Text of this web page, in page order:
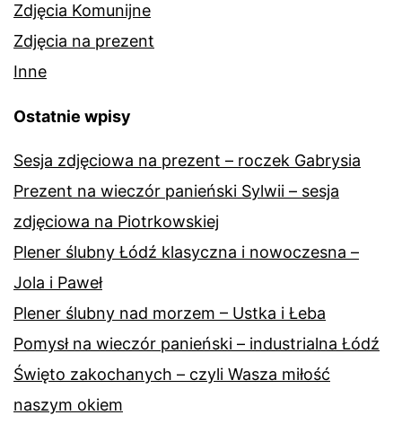
Zdjęcia Komunijne
Zdjęcia na prezent
Inne
Ostatnie wpisy
Sesja zdjęciowa na prezent – roczek Gabrysia
Prezent na wieczór panieński Sylwii – sesja
zdjęciowa na Piotrkowskiej
Plener ślubny Łódź klasyczna i nowoczesna –
Jola i Paweł
Plener ślubny nad morzem – Ustka i Łeba
Pomysł na wieczór panieński – industrialna Łódź
Święto zakochanych – czyli Wasza miłość
naszym okiem